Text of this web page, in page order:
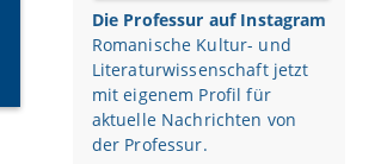
Die Professur auf Instagram
Romanische Kultur- und
Literaturwissenschaft jetzt
mit eigenem Profil für
aktuelle Nachrichten von
der Professur.